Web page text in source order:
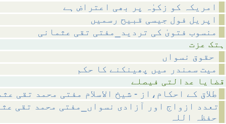
امریکہ کو زکوٰہ پر بھی اعتراض ہے
اپریل فول جیسی قبیح رسمیں
منسوب فتویٰ کی تردید_مفتی تقی عثمانی
میت سمندر میں پھینکنے کا حکم
طلاق کے احکام،از - شیخ الاسلام مفتی محمد تقی
تعدد ازواج اور آزادی نسواں_مفتی محمد تقی
حفظہ اللہ